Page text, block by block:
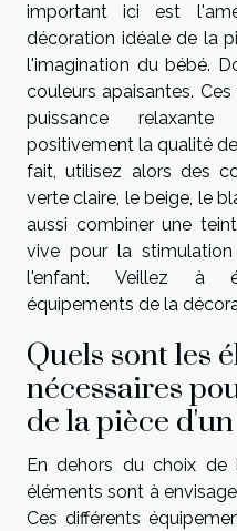
important ici est
décoration idéale de la
l'imagination du bébé.
couleurs apaisantes.
puissance relaxante
positivement la qualité
fait, utilisez alors des
verte claire, le beige, le
aussi combiner une
vive pour la
l'enfant. Veillez à
équipements de la
Quels sont les
nécessaires
de la pièce
En dehors du choix de
éléments sont à
Ces différents